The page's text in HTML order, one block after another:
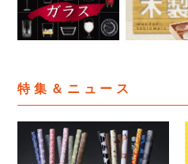
特集＆ニュース